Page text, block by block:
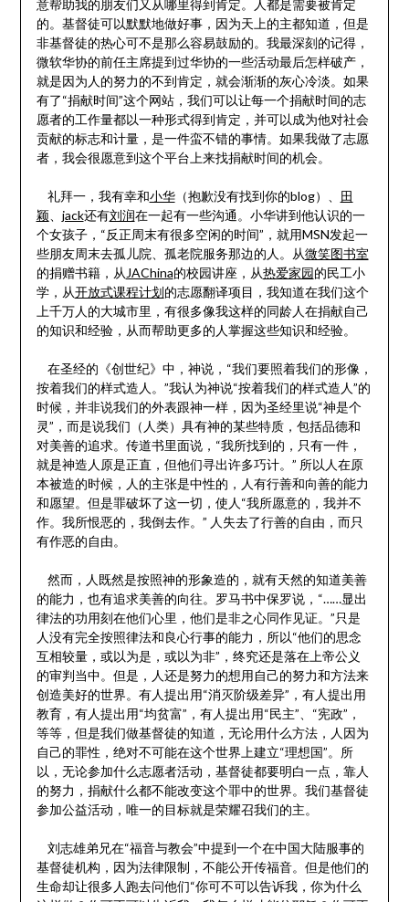
意帮助我的朋友们又从哪里得到肯定。人都是需要被肯定
的。基督徒可以默默地做好事，因为天上的主都知道，但是
非基督徒的热心可不是那么容易鼓励的。我最深刻的记得，
微软华协的前任主席提到过华协的一些活动最后怎样破产，
就是因为人的努力的不到肯定，就会渐渐的灰心冷淡。如果
有了“捐献时间”这个网站，我们可以让每一个捐献时间的志
愿者的工作量都以一种形式得到肯定，并可以成为他对社会
贡献的标志和计量，是一件蛮不错的事情。如果我做了志愿
者，我会很愿意到这个平台上来找捐献时间的机会。
礼拜一，我有幸和小华（抱歉没有找到你的blog）、 田
颖、 jack还有刘润在一起有一些沟通。小华讲到他认识的一
个女孩子，“反正周末有很多空闲的时间”，就用MSN发起一
些朋友周末去孤儿院、孤老院服务那边的人。从微笑图书室
的捐赠书籍，从 JAChina的校园讲座，从热爱家园的民工小
学，从开放式课程计划的志愿翻译项目，我知道在我们这个
上千万人的大城市里，有很多像我这样的同龄人在捐献自己
的知识和经验，从而帮助更多的人掌握这些知识和经验。
在圣经的《创世纪》中，神说，“我们要照着我们的形像，
按着我们的样式造人。”我认为神说“按着我们的样式造人”的
时候，并非说我们的外表跟神一样，因为圣经里说“神是个
灵”，而是说我们（人类）具有神的某些特质，包括品德和
对美善的追求。传道书里面说，“我所找到的，只有一件，
就是神造人原是正直，但他们寻出许多巧计。” 所以人在原
本被造的时候，人的主张是中性的，人有行善和向善的能力
和愿望。但是罪破坏了这一切，使人“我所愿意的，我并不
作。我所恨恶的，我倒去作。” 人失去了行善的自由，而只
有作恶的自由。
然而，人既然是按照神的形象造的，就有天然的知道美善
的能力，也有追求美善的向往。罗马书中保罗说，“……显出
律法的功用刻在他们心里，他们是非之心同作见证。”只是
人没有完全按照律法和良心行事的能力，所以“他们的思念
互相较量，或以为是，或以为非”，终究还是落在上帝公义
的审判当中。但是，人还是努力的想用自己的努力和方法来
创造美好的世界。有人提出用“消灭阶级差异”，有人提出用
教育，有人提出用“均贫富”，有人提出用“民主”、“宪政”，
等等，但是我们做基督徒的知道，无论用什么方法，人因为
自己的罪性，绝对不可能在这个世界上建立“理想国”。所
以，无论参加什么志愿者活动，基督徒都要明白一点，靠人
的努力，捐献什么都不能改变这个罪中的世界。我们基督徒
参加公益活动，唯一的目标就是荣耀召我们的主。
刘志雄弟兄在“福音与教会”中提到一个在中国大陆服事的
基督徒机构，因为法律限制，不能公开传福音。但是他们的
生命却让很多人跑去问他们“你可不可以告诉我，你为什么